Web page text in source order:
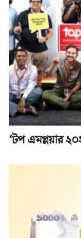
‘টপ এমপ্লয়ার